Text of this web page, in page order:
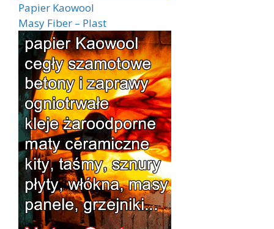
Papier Kaowool
Masy Fiber – Plast